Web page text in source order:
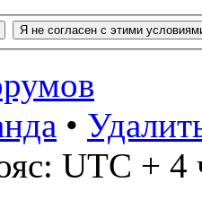
•
UTC + 4